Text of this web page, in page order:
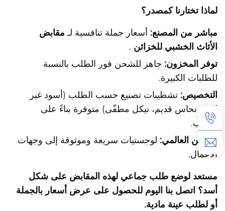
لماذا تختارنا كمصدر؟
مباشر من المصنع: أسعار جملة تنافسية لـ مقابض
الأثاث الخشبي للخزائن .
توفر المخزون: جاهز للشحن فور الطلب بالنسبة
للطلبات الكبيرة.
التخصيص: تشطيبات تصنيع حسب الطلب (أسود غير
لامع، نحاس قديم، نيكل مطفّى) متوفرة بناءً على
الطلب.
الشحن العالمي: لوجستيات سريعة وموثوقة إلى وجهات
الأعمال.
مستعد لوضع طلب جماعي لهذه المقابض على شكل
أسد؟ اتصل بنا اليوم للحصول على عرض أسعار بالجملة
أو لطلب عينة مادية.